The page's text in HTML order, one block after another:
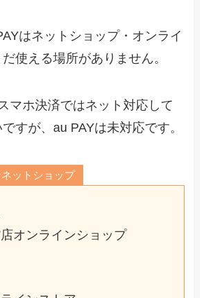
はネットショップ・オンライ
使える場所がありません。
マホ決済ではネット対応して
すが、au PAYは未対応です。
ットショップ
オンラインショップ